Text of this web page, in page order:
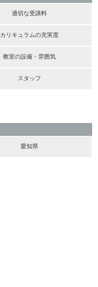
適切な受講料
カリキュラムの充実度
教室の設備・雰囲気
スタッフ
愛知県